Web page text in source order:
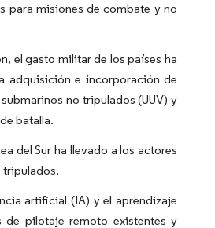
para misiones de combate y no
el gasto militar de los países ha
adquisición e incorporación de
no tripulados (UUV) y
batalla.
del Sur ha llevado a los actores
tripulados.
artificial (IA) y el aprendizaje
de pilotaje remoto existentes y